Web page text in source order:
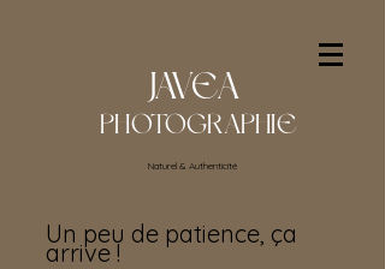
JAVEA
PHOTOGRAPHIE
Naturel & Authenticité
Un peu de patience, ça
arrive !